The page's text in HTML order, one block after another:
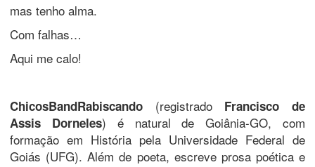
mas tenho alma.
Com falhas…
Aqui me calo!
ChicosBandRabiscando (registrado Francisco de
Assis Dorneles) é natural de Goiânia-GO, com
formação em História pela Universidade Federal de
Goiás (UFG). Além de poeta, escreve prosa poética e